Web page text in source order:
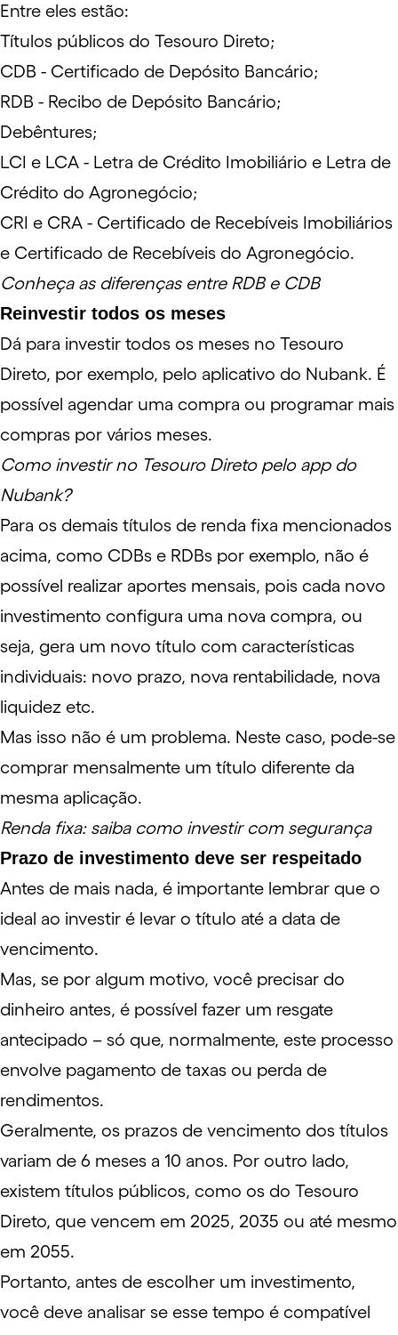
Entre eles estão:
Títulos públicos do Tesouro Direto;
CDB - Certificado de Depósito Bancário;
RDB - Recibo de Depósito Bancário;
Debêntures;
LCI e LCA - Letra de Crédito Imobiliário e Letra de
Crédito do Agronegócio;
CRI e CRA - Certificado de Recebíveis Imobiliários
e Certificado de Recebíveis do Agronegócio.
Conheça as diferenças entre RDB e CDB
Reinvestir todos os meses
Dá para investir todos os meses no Tesouro
Direto, por exemplo, pelo aplicativo do Nubank. É
possível agendar uma compra ou programar mais
compras por vários meses.
Como investir no Tesouro Direto pelo app do
Nubank?
Para os demais títulos de renda fixa mencionados
acima, como CDBs e RDBs por exemplo, não é
possível realizar aportes mensais, pois cada novo
investimento configura uma nova compra, ou
seja, gera um novo título com características
individuais: novo prazo, nova rentabilidade, nova
liquidez etc.
Mas isso não é um problema. Neste caso, pode-se
comprar mensalmente um título diferente da
mesma aplicação.
Renda fixa: saiba como investir com segurança
Prazo de investimento deve ser respeitado
Antes de mais nada, é importante lembrar que o
ideal ao investir é levar o título até a data de
vencimento.
Mas, se por algum motivo, você precisar do
dinheiro antes, é possível fazer um resgate
antecipado – só que, normalmente, este processo
envolve pagamento de taxas ou perda de
rendimentos.
Geralmente, os prazos de vencimento dos títulos
variam de 6 meses a 10 anos. Por outro lado,
existem títulos públicos, como os do Tesouro
Direto, que vencem em 2025, 2035 ou até mesmo
em 2055.
Portanto, antes de escolher um investimento,
você deve analisar se esse tempo é compatível